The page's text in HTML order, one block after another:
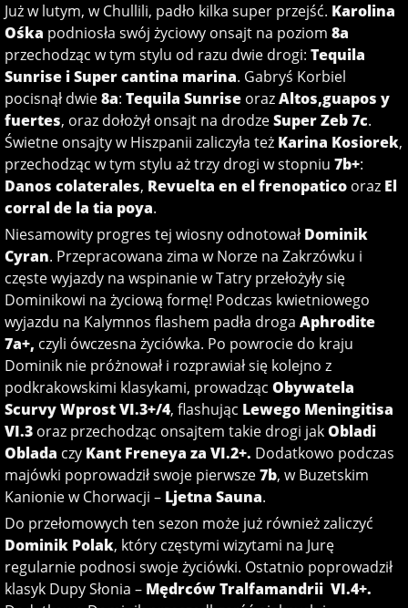
Już w lutym, w Chullili, padło kilka super przejść. Karolina
Ośka podniosła swój życiowy onsajt na poziom 8a
przechodząc w tym stylu od razu dwie drogi: Tequila
Sunrise i Super cantina marina. Gabryś Korbiel
pocisnął dwie8a: Tequila Sunrise orazAltos,guapos y
fuertes, oraz dołożył onsajt na drodzeSuper Zeb 7c.
Świetne onsajty w Hiszpanii zaliczyła też Karina Kosiorek,
przechodząc w tym stylu aż trzy drogi w stopniu 7b+:
Danos colaterales, Revuelta en el frenopatico oraz El
corral de la tia poya.
Niesamowity progres tej wiosny odnotował Dominik
Cyran. Przepracowana zima w Norze na Zakrzówku i
częste wyjazdy na wspinanie w Tatry przełożyły się
Dominikowi na życiową formę! Podczas kwietniowego
wyjazdu na Kalymnos flashem padła droga Aphrodite
7a+, czyli ówczesna życiówka. Po powrocie do kraju
Dominik nie próżnował i rozprawiał się kolejno z
podkrakowskimi klasykami, prowadząc Obywatela
Scurvy Wprost VI.3+/4, flashując Lewego Meningitisa
VI.3 oraz przechodząc onsajtem takie drogi jakObladi
Oblada czy Kant Freneya za VI.2+. Dodatkowo podczas
majówki poprowadził swoje pierwsze7b, w Buzetskim
Kanionie w Chorwacji – Ljetna Sauna.
Do przełomowych ten sezon może już również zaliczyć
Dominik Polak, który częstymi wizytami na Jurę
regularnie podnosi swoje życiówki. Ostatnio poprowadził
klasyk Dupy Słonia – Mędrców Tralfamandrii VI.4+.